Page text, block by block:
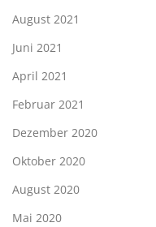
August 2021
Juni 2021
April 2021
Februar 2021
Dezember 2020
Oktober 2020
August 2020
Mai 2020